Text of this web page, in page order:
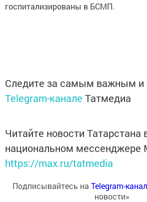
госпитализированы в БСМП.
Следите за самым важным и
Telegram-канале Татмедиа
Читайте новости Татарстана
национальном мессенджере
https://max.ru/tatmedia
Подписывайтесь на Telegram-канал
новости»